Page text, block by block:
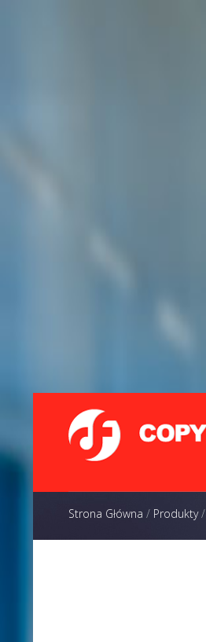
Strona Główna / Produkty/